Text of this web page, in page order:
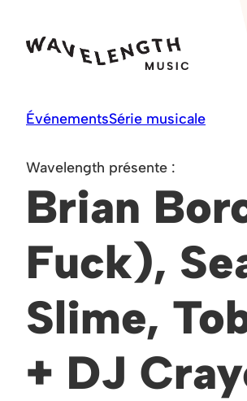
content
ÉvénementsSérie musicale
Wavelength présente :
Brian
Fuck),
Slime,
+ DJ